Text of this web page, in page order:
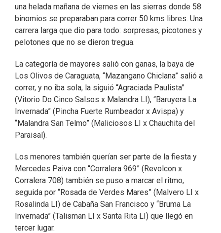
una helada mañana de viernes en las sierras donde 58
binomios se preparaban para correr 50 kms libres. Una
carrera larga que dio para todo: sorpresas, picotones y
pelotones que no se dieron tregua.
La categoría de mayores salió con ganas, la baya de
Los Olivos de Caraguata, “Mazangano Chiclana” salió a
correr, y no iba sola, la siguió “Agraciada Paulista”
(Vitorio Do Cinco Salsos x Malandra LI), “Baruyera La
Invernada” (Pincha Fuerte Rumbeador x Avispa) y
“Malandra San Telmo” (Maliciosos LI x Chauchita del
Paraisal).
Los menores también querían ser parte de la fiesta y
Mercedes Paiva con “Corralera 969” (Revolcon x
Corralera 708) también se puso a marcar el ritmo,
seguida por “Rosada de Verdes Mares” (Malvero LI x
Rosalinda LI) de Cabaña San Francisco y “Bruma La
Invernada” (Talisman LI x Santa Rita LI) que llegó en
tercer lugar.